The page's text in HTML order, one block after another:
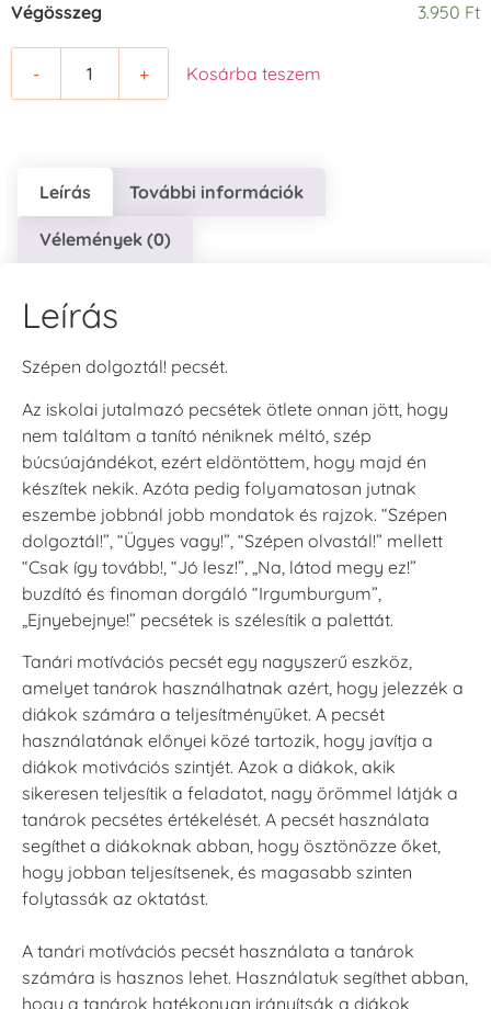
Végösszeg 3.950 Ft
- + Kosárba teszem
Leírás További információk
Vélemények (0)
Leírás
Szépen dolgoztál! pecsét.
Az iskolai jutalmazó pecsétek ötlete onnan jött, hogy
nem találtam a tanító néniknek méltó, szép
búcsúajándékot, ezért eldöntöttem, hogy majd én
készítek nekik. Azóta pedig folyamatosan jutnak
eszembe jobbnál jobb mondatok és rajzok. “Szépen
dolgoztál!”, “Ügyes vagy!”, “Szépen olvastál!” mellett
“Csak így tovább!, “Jó lesz!”, „Na, látod megy ez!”
buzdító és finoman dorgáló “Irgumburgum”,
„Ejnyebejnye!” pecsétek is szélesítik a palettát.
Tanári motívációs pecsét egy nagyszerű eszköz,
amelyet tanárok használhatnak azért, hogy jelezzék a
diákok számára a teljesítményüket. A pecsét
használatának előnyei közé tartozik, hogy javítja a
diákok motivációs szintjét. Azok a diákok, akik
sikeresen teljesítik a feladatot, nagy örömmel látják a
tanárok pecsétes értékelését. A pecsét használata
segíthet a diákoknak abban, hogy ösztönözze őket,
hogy jobban teljesítsenek, és magasabb szinten
folytassák az oktatást.
A tanári motívációs pecsét használata a tanárok
számára is hasznos lehet. Használatuk segíthet abban,
hogy a tanárok hatékonyan irányítsák a diákok